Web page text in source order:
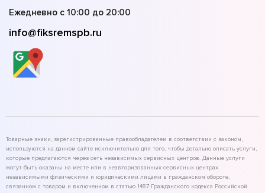
Ежедневно с 10:00 до 20:00
info@fiksremspb.ru
Товарные знаки, зарегистрированные правообладателем в соответствии с законом,
используются на данном сайте исключительно для того, чтобы детально описать услуги,
которые предлагаются через сеть независимых сервисных центров. Данные услуги
могут быть оказаны на месте или в неавторизованных сервисных центрах
независимыми физическими и юридическими лицами в гражданском обороте,
связанном с товаром и включенном в статью 1487 Гражданского кодекса Российской